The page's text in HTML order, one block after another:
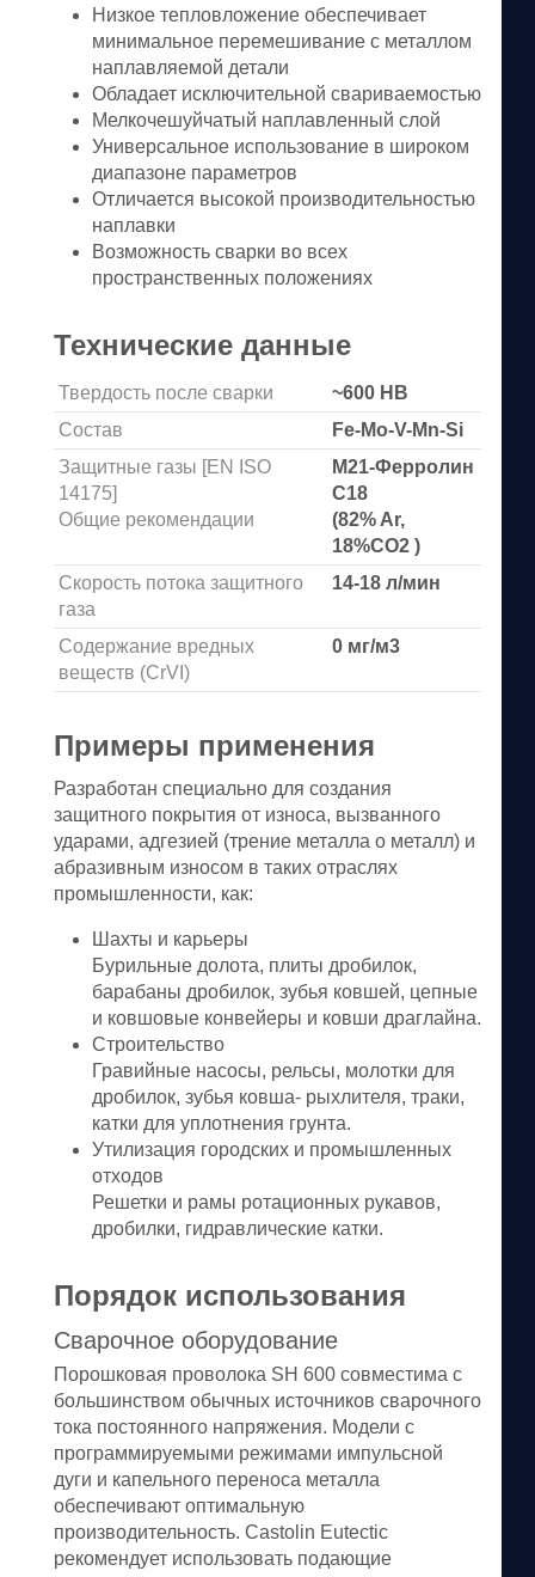
Низкое тепловложение обеспечивает
минимальное перемешивание с металлом
наплавляемой детали
Обладает исключительной свариваемостью
Мелкочешуйчатый наплавленный слой
Универсальное использование в широком
диапазоне параметров
Отличается высокой производительностью
наплавки
Возможность сварки во всех
пространственных положениях
Технические данные
Твердость после сварки
~600 HB
Состав
Fe-Mo-V-Mn-Si
Защитные газы [EN ISO
14175]
Общие рекомендации
M21-Ферролин
C18
(82% Ar,
18%CO2 )
Скорость потока защитного
газа
14-18 л/мин
Содержание вредных
веществ (CrVI)
0 мг/м3
Примеры применения
Разработан специально для создания
защитного покрытия от износа, вызванного
ударами, адгезией (трение металла о металл) и
абразивным износом в таких отраслях
промышленности, как:
Шахты и карьеры
Бурильные долота, плиты дробилок,
барабаны дробилок, зубья ковшей, цепные
и ковшовые конвейеры и ковши драглайна.
Строительство
Гравийные насосы, рельсы, молотки для
дробилок, зубья ковша- рыхлителя, траки,
катки для уплотнения грунта.
Утилизация городских и промышленных
отходов
Решетки и рамы ротационных рукавов,
дробилки, гидравлические катки.
Порядок использования
Сварочное оборудование
Порошковая проволока SH 600 совместима с
большинством обычных источников сварочного
тока постоянного напряжения. Модели с
программируемыми режимами импульсной
дуги и капельного переноса металла
обеспечивают оптимальную
производительность. Castolin Eutectic
рекомендует использовать подающие